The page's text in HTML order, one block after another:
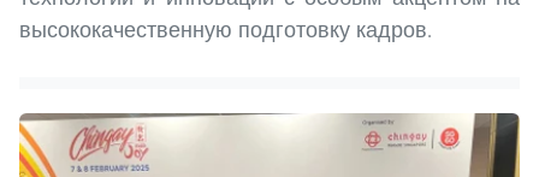
высококачественную подготовку кадров.